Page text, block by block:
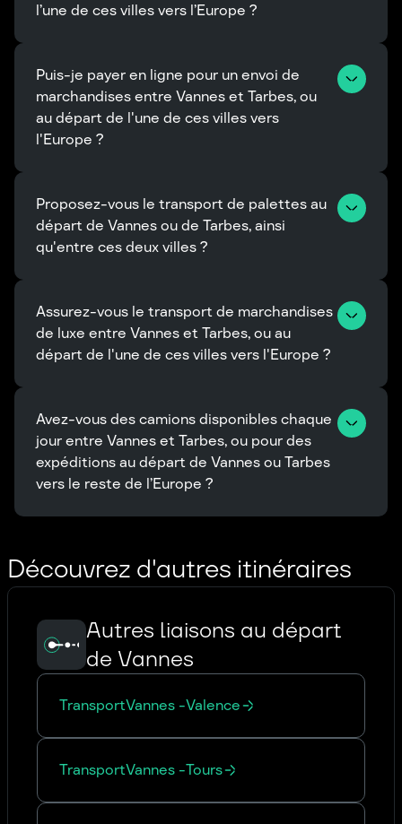
l’une de ces villes vers l’Europe ?
Puis-je payer en ligne pour un envoi de
marchandises entre Vannes et Tarbes, ou
au départ de l'une de ces villes vers
l'Europe ?
Proposez-vous le transport de palettes au
départ de Vannes ou de Tarbes, ainsi
qu'entre ces deux villes ?
Assurez-vous le transport de marchandises
de luxe entre Vannes et Tarbes, ou au
départ de l'une de ces villes vers l'Europe ?
Avez-vous des camions disponibles chaque
jour entre Vannes et Tarbes, ou pour des
expéditions au départ de Vannes ou Tarbes
vers le reste de l’Europe ?
Découvrez d'autres itinéraires
Autres liaisons au départ
de Vannes
TransportVannes -Valence
TransportVannes -Tours